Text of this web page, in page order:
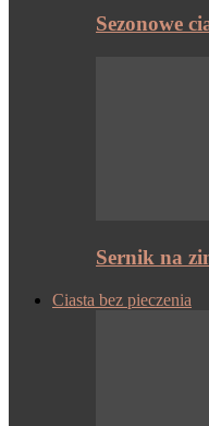
Sezonowe
Sernik na
Ciasta bez pieczenia